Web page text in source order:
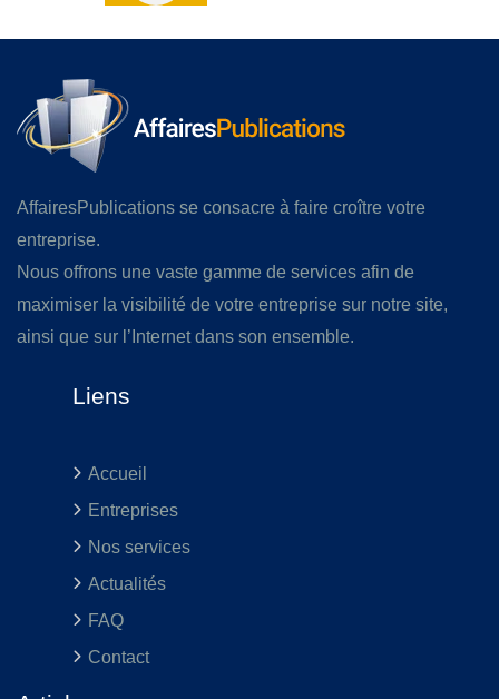
AffairesPublications se consacre à faire croître votre
entreprise.
Nous offrons une vaste gamme de services afin de
maximiser la visibilité de votre entreprise sur notre site,
ainsi que sur l’Internet dans son ensemble.
Liens
Accueil
Entreprises
Nos services
Actualités
FAQ
Contact